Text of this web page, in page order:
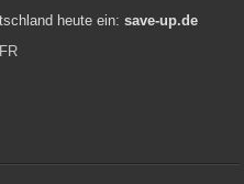
heute ein: save-up.de